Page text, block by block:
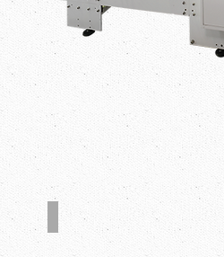
カメラ検査装置